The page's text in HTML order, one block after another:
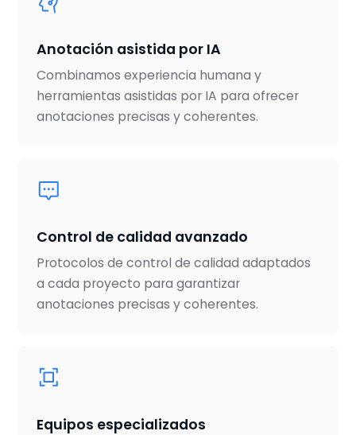
Anotación asistida por IA
Combinamos experiencia humana y
herramientas asistidas por IA para ofrecer
anotaciones precisas y coherentes.
Control de calidad avanzado
Protocolos de control de calidad adaptados
a cada proyecto para garantizar
anotaciones precisas y coherentes.
Equipos especializados